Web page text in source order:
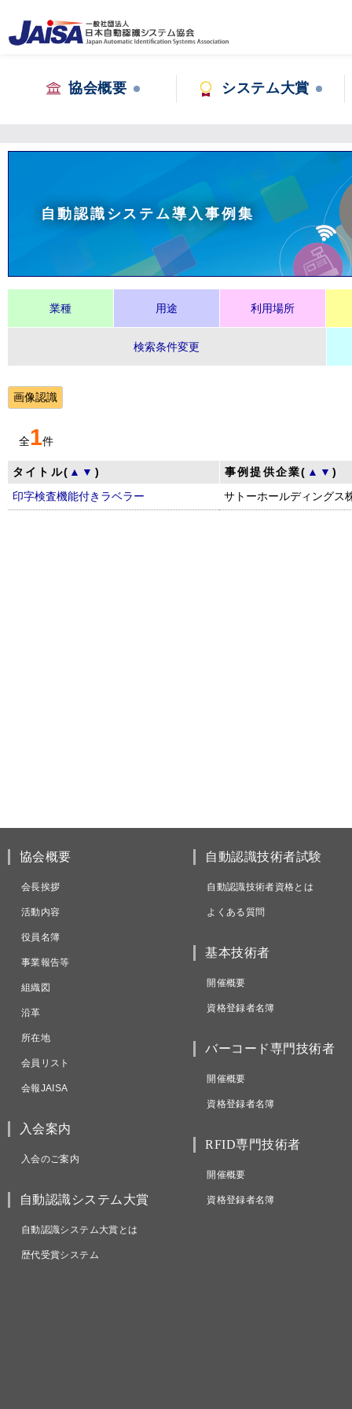
協会概要 システム大賞
自動認識システム導入事例集
業種 用途 利用場所
検索条件変更
画像認識
全1件
タイトル( ▲ ▼ ) 事例提供企業( ▲ ▼)
印字検査機能付きラベラー
サトーホールディングス
協会概要
会長挨拶
活動内容
役員名簿
事業報告等
組織図
沿革
所在地
会員リスト
会報JAISA
入会案内
入会のご案内
自動認識システム大賞
自動認識システム大賞とは
歴代受賞システム
自動認識技術者試験
自動認識技術者資格とは
よくある質問
基本技術者
開催概要
資格登録者名簿
バーコード専門技術者
開催概要
資格登録者名簿
RFID専門技術者
開催概要
資格登録者名簿